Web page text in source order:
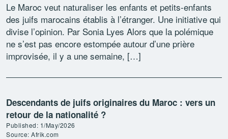
Le Maroc veut naturaliser les enfants et petits-enfants
des juifs marocains établis à l’étranger. Une initiative qui
divise l’opinion. Par Sonia Lyes Alors que la polémique
ne s’est pas encore estompée autour d’une prière
improvisée, il y a une semaine, […]
Descendants de juifs originaires du Maroc : vers un
retour de la nationalité ?
Published: 1/May/2026
Source: Afrik.com